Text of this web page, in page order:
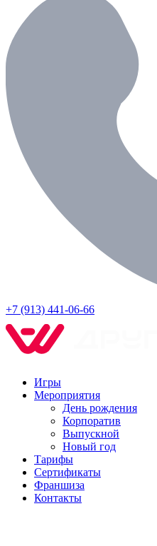
+7 (913) 441-06-66
Игры
Мероприятия
День рождения
Корпоратив
Выпускной
Новый год
Тарифы
Сертификаты
Франшиза
Контакты